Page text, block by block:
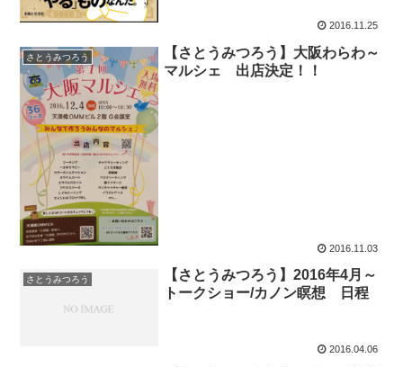
2016.11.25
さとうみつろう
【さとうみつろう】大阪わらわ～
マルシェ 出店決定！！
2016.11.03
さとうみつろう
【さとうみつろう】2016年4月～
トークショー/カノン瞑想 日程
2016.04.06